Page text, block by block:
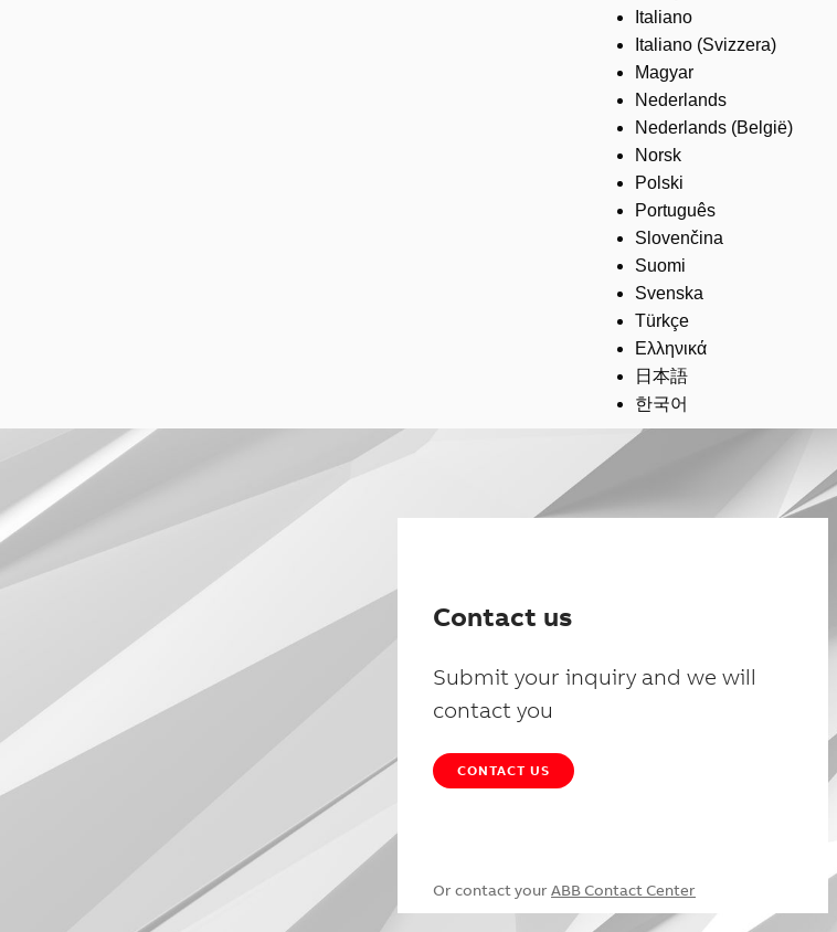
Italiano
Italiano (Svizzera)
Magyar
Nederlands
Nederlands (België)
Norsk
Polski
Português
Slovenčina
Suomi
Svenska
Türkçe
Ελληνικά
日本語
한국어
Contact us
Submit your inquiry and we will
contact you
CONTACT US
Or contact your ABB Contact Center